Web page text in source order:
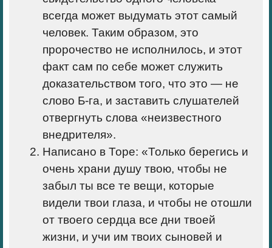
всегда может выдумать этот самый
человек. Таким образом, это
пророчество не исполнилось, и этот
факт сам по себе может служить
доказательством того, что это — не
слово Б-га, и заставить слушателей
отвергнуть слова «неизвестного
внедрителя».
Написано в Торе: «Только берегись и
очень храни душу твою, чтобы не
забыл ты все те вещи, которые
видели твои глаза, и чтобы не отошли
от твоего сердца все дни твоей
жизни, и учи им твоих сыновей и